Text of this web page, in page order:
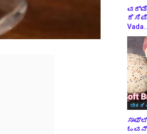
ರೆಸಿಪಿ
ಬೇಕರಿ
ಓವನ್,